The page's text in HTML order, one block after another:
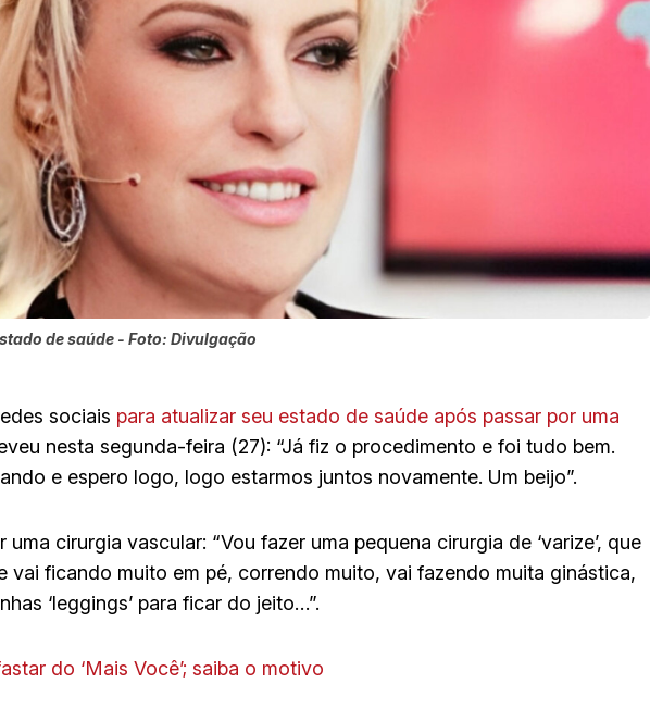
de saúde - Foto: Divulgação
sociais para atualizar seu estado de saúde após passar por uma
nesta segunda-feira (27): “Já fiz o procedimento e foi tudo bem.
e espero logo, logo estarmos juntos novamente. Um beijo”.
cirurgia vascular: “Vou fazer uma pequena cirurgia de ‘varize’, que
vai ficando muito em pé, correndo muito, vai fazendo muita ginástica,
‘leggings’ para ficar do jeito…”.
do ‘Mais Você’; saiba o motivo